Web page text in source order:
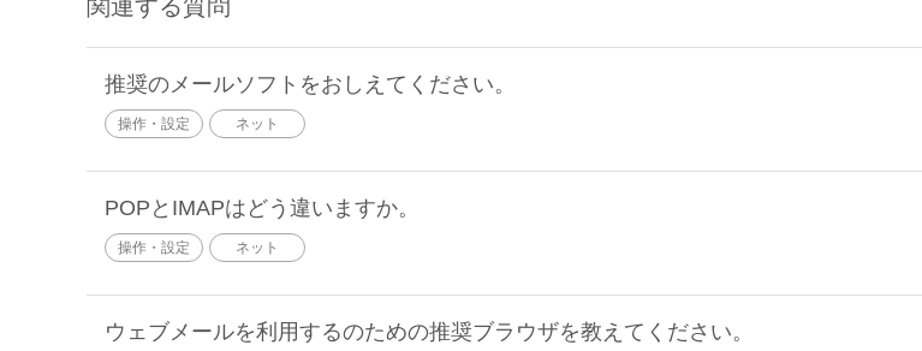
関連する質問
推奨のメールソフトをおしえてください。
操作・設定 ネット
POPとIMAPはどう違いますか。
操作・設定 ネット
ウェブメールを利用するのための推奨ブラウザを教えてください。